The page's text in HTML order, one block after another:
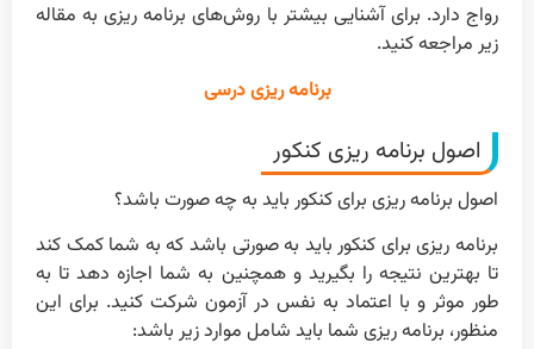
رواج دارد. برای آشنایی بیشتر با روش‌های برنامه ریزی به مقاله
زیر مراجعه کنید.
برنامه ریزی درسی
اصول برنامه ریزی کنکور
اصول برنامه ریزی برای کنکور باید به چه صورت باشد؟
برنامه ریزی برای کنکور باید به صورتی باشد که به شما کمک کند
تا بهترین نتیجه را بگیرید و همچنین به شما اجازه دهد تا به
طور موثر و با اعتماد به نفس در آزمون شرکت کنید. برای این
منظور، برنامه ریزی شما باید شامل موارد زیر باشد: